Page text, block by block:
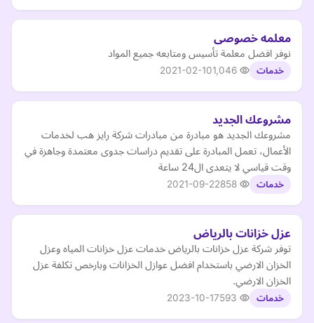
معلمه خصوصى
نوفر افضل معلمة تأسيس ومتابعه جميع المواد
خدمات 2021-02-10
مشروعك الجديد
مشروعك الجديد هو مبادرة من مبادرات شركة رايز هب لخدمات
الأعمال، تعمل المبادرة على تقديم دراسات جدوى معتمدة وجاهزة في
وقت قياسي لا يتعدى ال24 ساعة
خدمات 2021-09-22
عزل خزانات بالرياض
توفر شركة عزل خزانات بالرياض خدمات عزل خزانات المياه وعزل
الخزان الارضي باستخدام افضل عوازل الخزانات وبارخص تكلفة عزل
الخزان الارضي.
خدمات 2023-10-17